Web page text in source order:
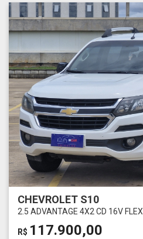
CHEVROLET S10
2.5 ADVANTAGE 4X2 CD 16V
R$ 117.900,00